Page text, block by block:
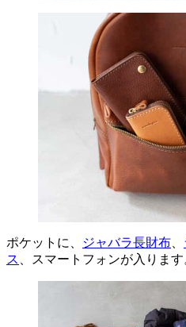
ポケットに、 ジャバラ長財布
ス
、スマートフォンが入ります